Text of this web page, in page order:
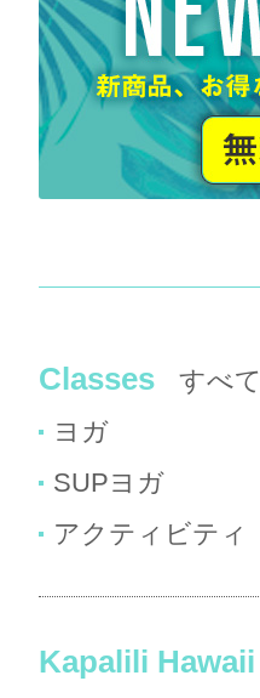
Classes
すべて
ヨガ
SUPヨガ
アクティビティ
Kapalili